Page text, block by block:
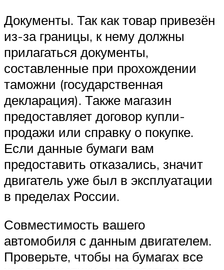
Документы. Так как товар привезён
из-за границы, к нему должны
прилагаться документы,
составленные при прохождении
таможни (государственная
декларация). Также магазин
предоставляет договор купли-
продажи или справку о покупке.
Если данные бумаги вам
предоставить отказались, значит
двигатель уже был в эксплуатации
в пределах России.
Совместимость вашего
автомобиля с данным двигателем.
Проверьте, чтобы на бумагах все